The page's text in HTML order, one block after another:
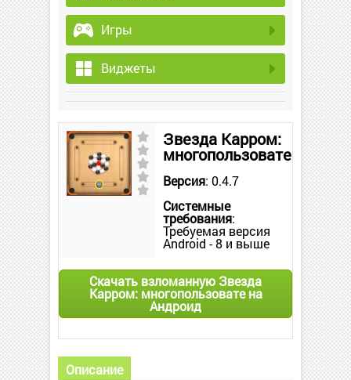
Игры
Виджеты
Звезда Карром:
многопользовате
Версия: 0.4.7
Системные
требования:
Требуемая версия
Android - 8 и выше
Скачать взломанную Звезда
Карром: многопользовате на
Андроид
Описание